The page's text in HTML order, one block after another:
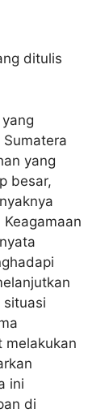
ditulis
yang
besar,
situasi
melakukan
ini
di